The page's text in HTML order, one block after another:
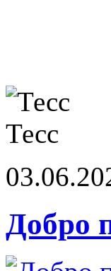
Тесс
Добро